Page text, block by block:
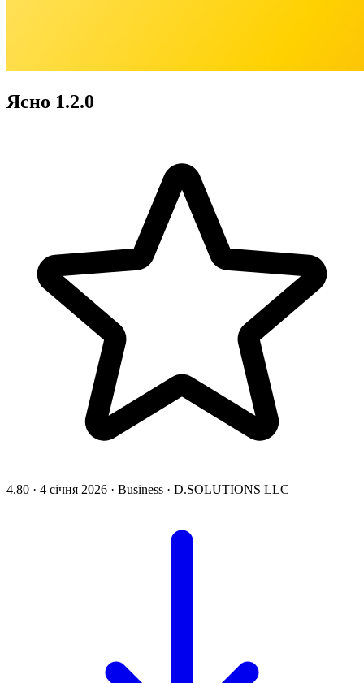
Ясно 1.2.0
4.80 · 4 січня 2026 · Business · D.SOLUTIONS LLC